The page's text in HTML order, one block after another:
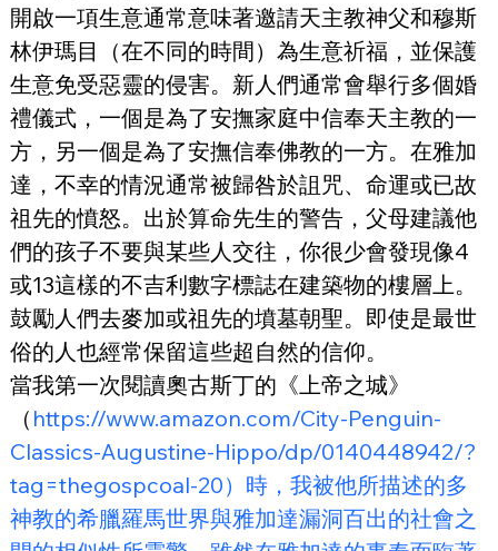
開啟一項生意通常意味著邀請天主教神父和穆斯
林伊瑪目（在不同的時間）為生意祈福，並保護
生意免受惡靈的侵害。新人們通常會舉行多個婚
禮儀式，一個是為了安撫家庭中信奉天主教的一
方，另一個是為了安撫信奉佛教的一方。在雅加
達，不幸的情況通常被歸咎於詛咒、命運或已故
祖先的憤怒。出於算命先生的警告，父母建議他
們的孩子不要與某些人交往，你很少會發現像4
或13這樣的不吉利數字標誌在建築物的樓層上。
鼓勵人們去麥加或祖先的墳墓朝聖。即使是最世
俗的人也經常保留這些超自然的信仰。
當我第一次閱讀奧古斯丁的《上帝之城》
（ https://www.amazon.com/City-Penguin-
Classics-Augustine-Hippo/dp/0140448942/?
tag=thegospcoal-20）時，我被他所描述的多
神教的希臘羅馬世界與雅加達漏洞百出的社會之